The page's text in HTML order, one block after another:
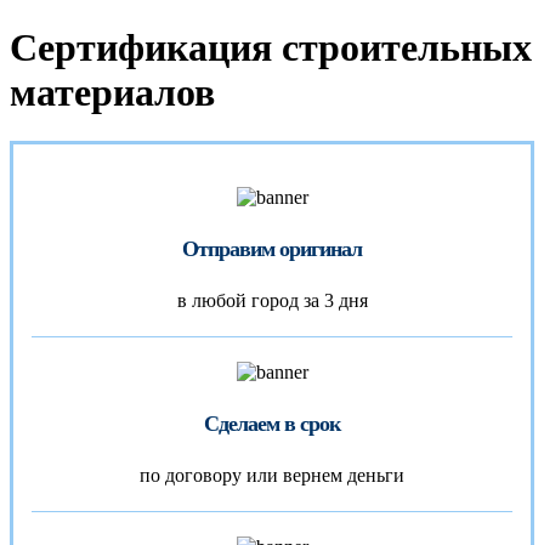
Сертификация строительных
материалов
Отправим оригинал
в любой город за 3 дня
Сделаем в срок
по договору или вернем деньги